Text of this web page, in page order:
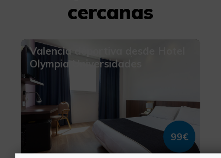
cercanas
Valencia deportiva desde Hotel
Olympia Universidades
99€